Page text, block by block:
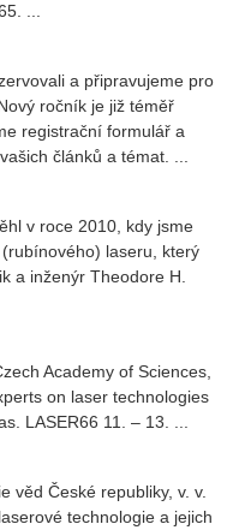
...
a připravujeme pro
ročník je již téměř
registrační formulář a
článků a témat. ...
v roce 2010, kdy jsme
laseru, který
a inženýr Theodore H.
Academy of Sciences,
on laser technologies
LASER66 11. – 13. ...
věd České republiky, v. v.
technologie a jejich